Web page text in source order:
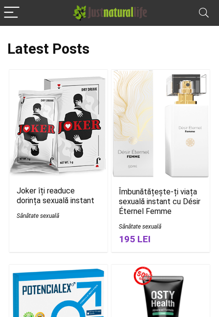
Latest Posts
Joker îți readuce
dorința sexuală instant
Sănătate sexuală
Îmbunătățește-ți viața
sexuală instant cu Désir
Éternel Femme
Sănătate sexuală
195 LEI